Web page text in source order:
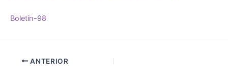
Boletín-98
ANTERIOR